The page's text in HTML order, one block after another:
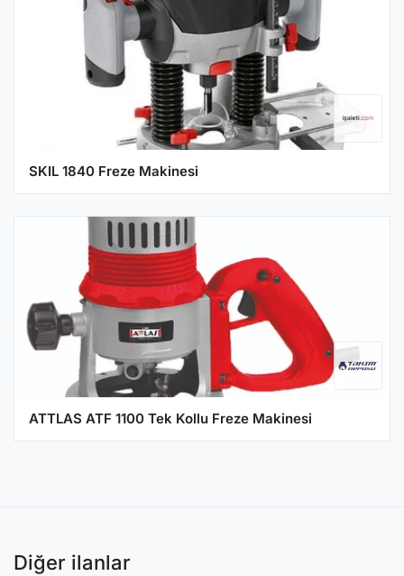
SKIL 1840 Freze Makinesi
ATTLAS ATF 1100 Tek Kollu Freze Makinesi
Diğer ilanlar